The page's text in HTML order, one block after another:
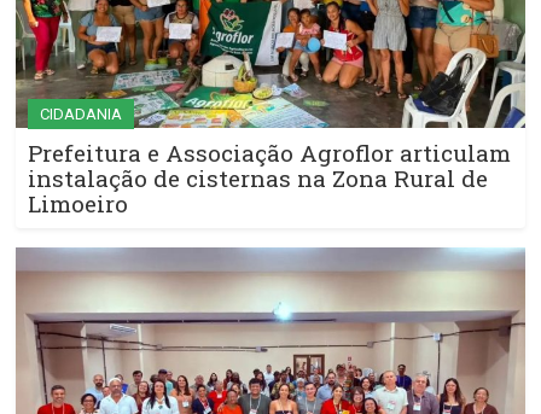
CIDADANIA
Prefeitura e Associação Agroflor articulam
instalação de cisternas na Zona Rural de
Limoeiro